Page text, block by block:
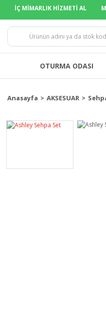
İÇ MİMARLIK HİZMETİ AL
OTURMA ODASI
Anasayfa AKSESUAR